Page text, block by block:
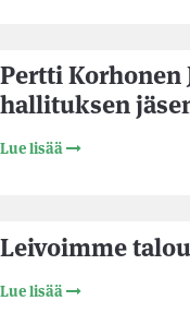
Pertti Korhonen
hallituksen
Lue lisää
Leivoimme
Lue lisää